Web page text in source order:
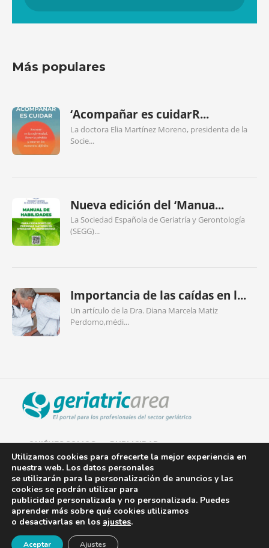
Más populares
‘Acompañar es cuidarR...
La doctora Elia Martínez Moreno, presidenta de la
Socie...
Nueva edición del ‘Manua...
La Sociedad Española de Geriatría y Gerontología
(SEGG)...
Importancia de las caídas en l...
Un artículo de la Dra. Diana Marcela Matiz
Perdomo,médi...
QUIÉNES SOMOS PUBLICIDAD
AVISO LEGAL
POLÍTICA DE COOKIES
POLÍTICA DE PRIVACIDAD
CONTACTO¡Newsletter!
Utilizamos cookies para ofrecerte la mejor experiencia en
nuestra web. Los datos personales
se utilizarán para la personalización de anuncios y las
cookies se podrán utilizar para
publicidad personalizada y no personalizada. Puedes
aprender más sobre qué cookies utilizamos
o desactivarlas en los ajustes.
Aceptar Ajustes